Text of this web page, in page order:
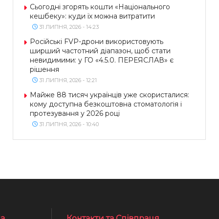
Сьогодні згорять кошти «Національного
кешбеку»: куди їх можна витратити
31 ЛИПНЯ, 2026 - 14:23
Російські FVP-дрони використовують
ширший частотний діапазон, щоб стати
невидимими: у ГО «4.5.0. ПЕРЕЯСЛАВ» є
рішення
31 ЛИПНЯ, 2026 - 12:21
Майже 88 тисяч українців уже скористалися:
кому доступна безкоштовна стоматологія і
протезування у 2026 році
31 ЛИПНЯ, 2026 - 10:40